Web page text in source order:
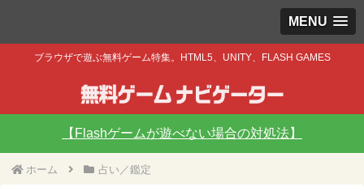
MENU
ブラウザで遊ぶ無料ゲーム特集。HTML5、UNITY、FLASH GAMES
【Flashゲームが遊べない場合の対処法】
ホーム 占い／鑑定